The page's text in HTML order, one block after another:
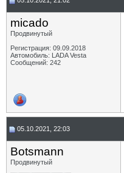
micado
Продвинутый
Регистрация: 09.09.2018
Автомобиль: LADA Vesta
Сообщений: 242
05.10.2021, 22:03
Botsmann
Продвинутый